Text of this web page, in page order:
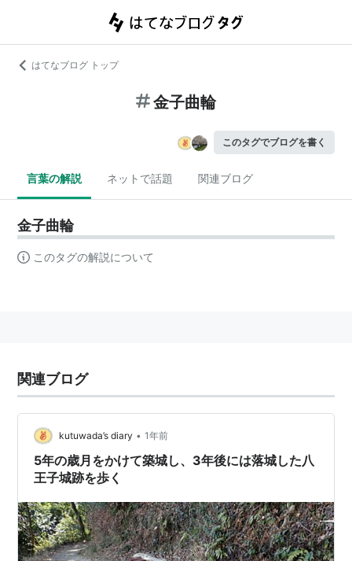
はてなブログ トップ
金子曲輪
このタグでブログを書く
言葉の解説 ネットで話題 関連ブログ
金子曲輪
このタグの解説について
関連ブログ
kutuwada’s diary • 1年前
5年の歳月をかけて築城し、3年後には落城した八
王子城跡を歩く